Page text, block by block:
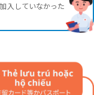
入していなかった